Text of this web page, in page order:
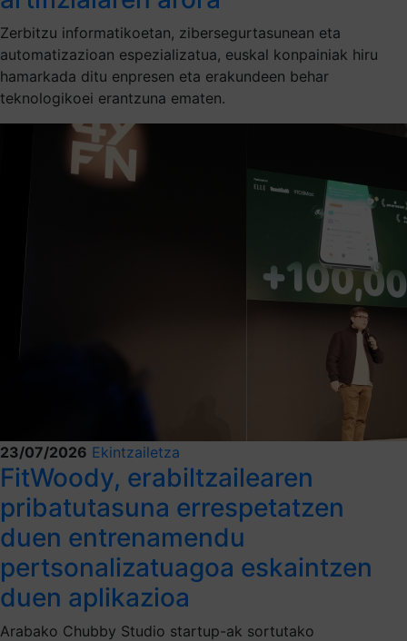
Zerbitzu informatikoetan, zibersegurtasunean eta
automatizazioan espezializatua, euskal konpainiak hiru
hamarkada ditu enpresen eta erakundeen behar
teknologikoei erantzuna ematen.
23/07/2026 Ekintzailetza
FitWoody, erabiltzailearen
pribatutasuna errespetatzen
duen entrenamendu
pertsonalizatuagoa eskaintzen
duen aplikazioa
Arabako Chubby Studio startup-ak sortutako